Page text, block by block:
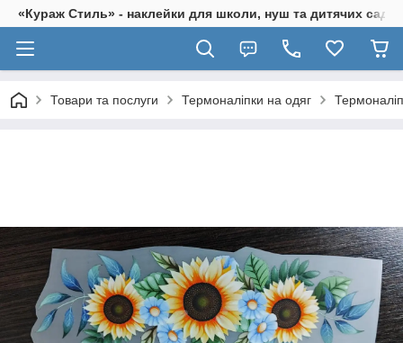
«Кураж Стиль» - наклейки для школи, нуш та дитячих
Товари та послуги Термоналіпки на одяг